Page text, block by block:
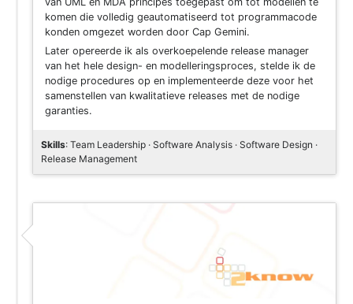
komen die volledig geautomatiseerd tot programmacode
konden omgezet worden door Cap Gemini.
Later opereerde ik als overkoepelende release manager
van het hele design- en modelleringsproces, stelde ik de
nodige procedures op en implementeerde deze voor het
samenstellen van kwalitatieve releases met de nodige
garanties.
Skills: Team Leadership · Software Analysis · Software Design ·
Release Management